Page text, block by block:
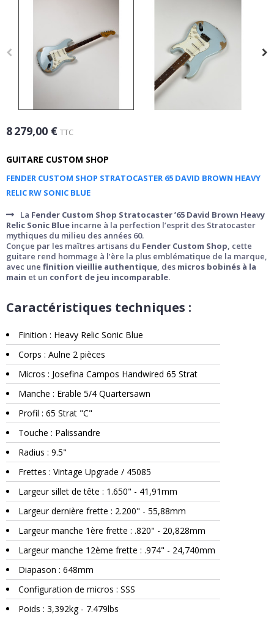
8 279,00 € TTC
GUITARE CUSTOM SHOP
FENDER CUSTOM SHOP STRATOCASTER 65 DAVID BROWN HEAVY
RELIC RW SONIC BLUE
La Fender Custom Shop Stratocaster ’65 David Brown Heavy
Relic Sonic Blue incarne à la perfection l’esprit des Stratocaster
mythiques du milieu des années 60.
Conçue par les maîtres artisans du Fender Custom Shop, cette
guitare rend hommage à l’ère la plus emblématique de la marque,
avec une finition vieillie authentique, des micros bobinés à la
main et un confort de jeu incomparable.
Caractéristiques techniques :
Finition : Heavy Relic Sonic Blue
Corps : Aulne 2 pièces
Micros : Josefina Campos Handwired 65 Strat
Manche : Erable 5/4 Quartersawn
Profil : 65 Strat "C"
Touche : Palissandre
Radius : 9.5"
Frettes : Vintage Upgrade / 45085
Largeur sillet de tête : 1.650" - 41,91mm
Largeur dernière frette : 2.200" - 55,88mm
Largeur manche 1ère frette : .820" - 20,828mm
Largeur manche 12ème frette : .974" - 24,740mm
Diapason : 648mm
Configuration de micros : SSS
Poids : 3,392kg - 7.479lbs